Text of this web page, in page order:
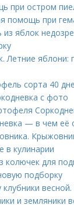
при остром
помощь при
яблок
Летние яблони:
сорта 40
с фото
— в чем её
в кулинарии
колючек для
подборку
клубники
и земляники